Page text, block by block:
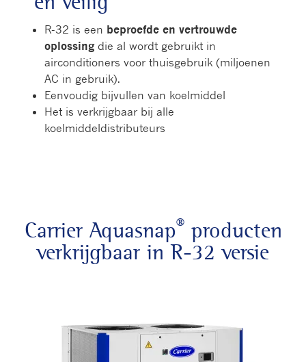
R-32 is een beproefde en vertrouwde
oplossing die al wordt gebruikt in
airconditioners voor thuisgebruik (miljoenen
AC in gebruik).
Eenvoudig bijvullen van koelmiddel
Het is verkrijgbaar bij alle
koelmiddeldistributeurs
Carrier Aquasnap®producten
verkrijgbaar in R-32 versie